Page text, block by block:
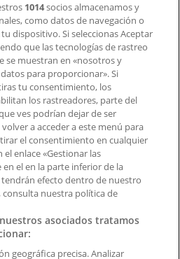
y de marketing
en el mapa
en la web o en la
1014socios almacenamos y
como datos de navegación o
dispositivo. Si seleccionas Aceptar
que las tecnologías de rastreo
se muestran en «nosotros y
para proporcionar». Si
tu consentimiento, los
los rastreadores, parte del
ves podrían dejar de ser
a acceder a este menú para
el consentimiento en cualquier
enlace «Gestionar las
en el en la parte inferior de la
tendrán efecto dentro de nuestro
consulta nuestra política de
asociados tratamos
geográfica precisa. Analizar